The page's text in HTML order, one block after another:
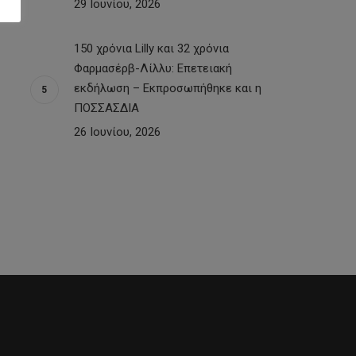
29 Ιουνίου, 2026
150 χρόνια Lilly και 32 χρόνια
Φαρμασέρβ-Λίλλυ: Eπετειακή
εκδήλωση – Εκπροσωπήθηκε και η
ΠΟΣΣΑΣΔΙΑ
26 Ιουνίου, 2026